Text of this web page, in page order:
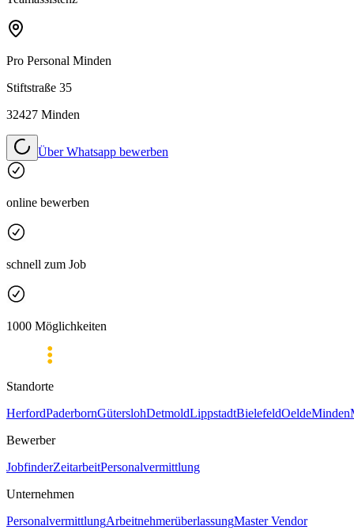
Pro Personal Minden
Stiftstraße 35
32427 Minden
Über Whatsapp bewerben
online bewerben
schnell zum Job
1000 Möglichkeiten
Standorte
HerfordPaderbornGüterslohDetmoldLippstadtBielefeldOeldeMinden
Bewerber
JobfinderZeitarbeitPersonalvermittlung
Unternehmen
PersonalvermittlungArbeitnehmerüberlassungMaster Vendor